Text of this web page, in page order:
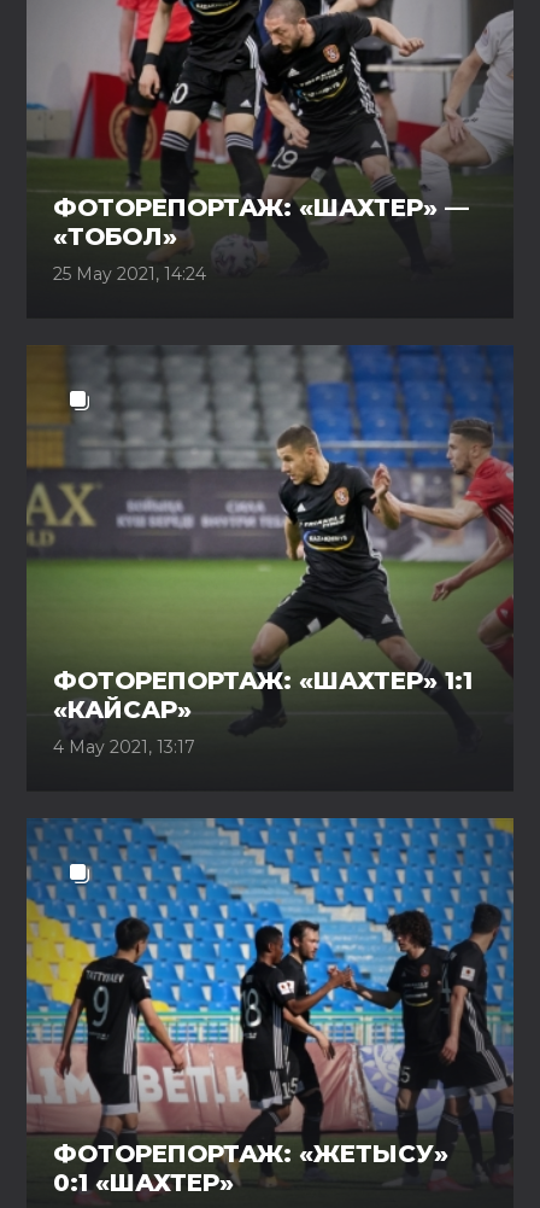
ФОТОРЕПОРТАЖ: «ШАХТЕР» —
«ТОБОЛ»
25 May 2021, 14:24
ФОТОРЕПОРТАЖ: «ШАХТЕР» 1:1
«КАЙСАР»
4 May 2021, 13:17
ФОТОРЕПОРТАЖ: «ЖЕТЫСУ»
0:1 «ШАХТЕР»